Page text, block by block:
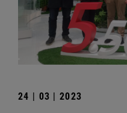
24 | 03 | 2023